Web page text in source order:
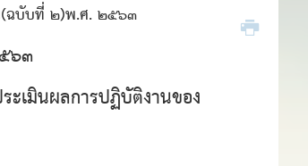
(ฉบับที่ ๒)พ.ศ. ๒๕๖๓
๖๓
ะเมินผลการปฏิบัติงานของ